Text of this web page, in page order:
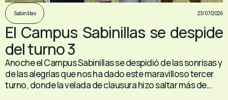
Sabinillas 23/07/2026
El Campus Sabinillas se despide
del turno 3
Anoche el Campus Sabinillas se despidió de las sonrisas y
de las alegrías que nos ha dado este maravilloso tercer
turno, donde la velada de clausura hizo saltar más de...